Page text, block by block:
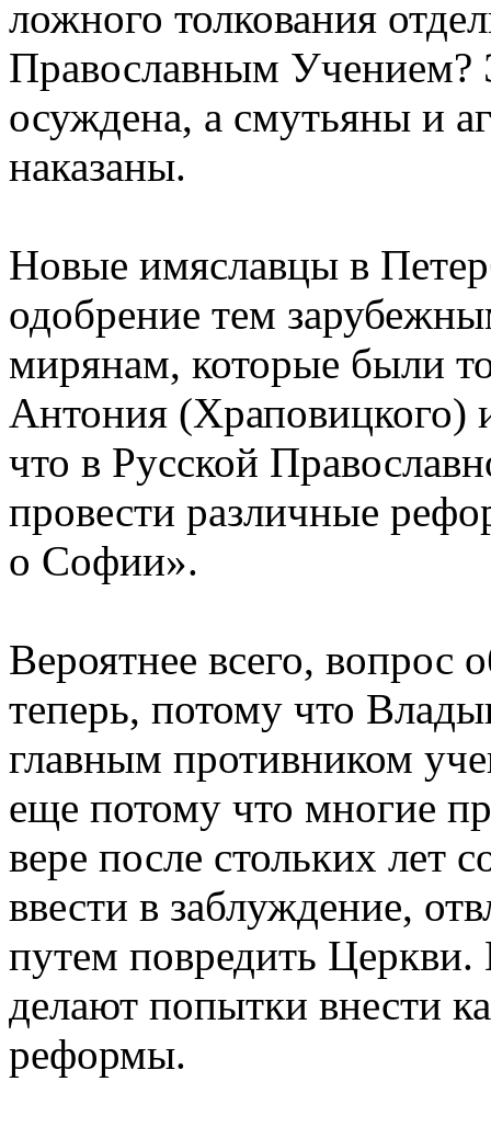
ложного толкования
Православным Учением?
осуждена, а смутьяны и
наказаны.
Новые имяславцы в
одобрение тем
мирянам, которые были
Антония
что в Русской
провести различные
о Софии».
Вероятнее всего,
теперь, потому что
главным противником
еще потому что многие
вере после стольких лет
ввести в заблуждение,
путем повредить
делают попытки внести
реформы.